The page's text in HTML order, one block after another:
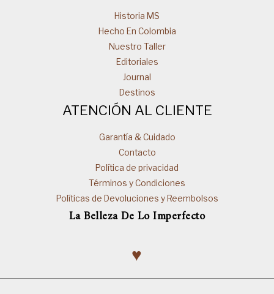
Historia MS
Hecho En Colombia
Nuestro Taller
Editoriales
Journal
Destinos
ATENCIÓN AL CLIENTE
Garantía & Cuidado
Contacto
Política de privacidad
Términos y Condiciones
Políticas de Devoluciones y Reembolsos
La Belleza De Lo Imperfecto
♥